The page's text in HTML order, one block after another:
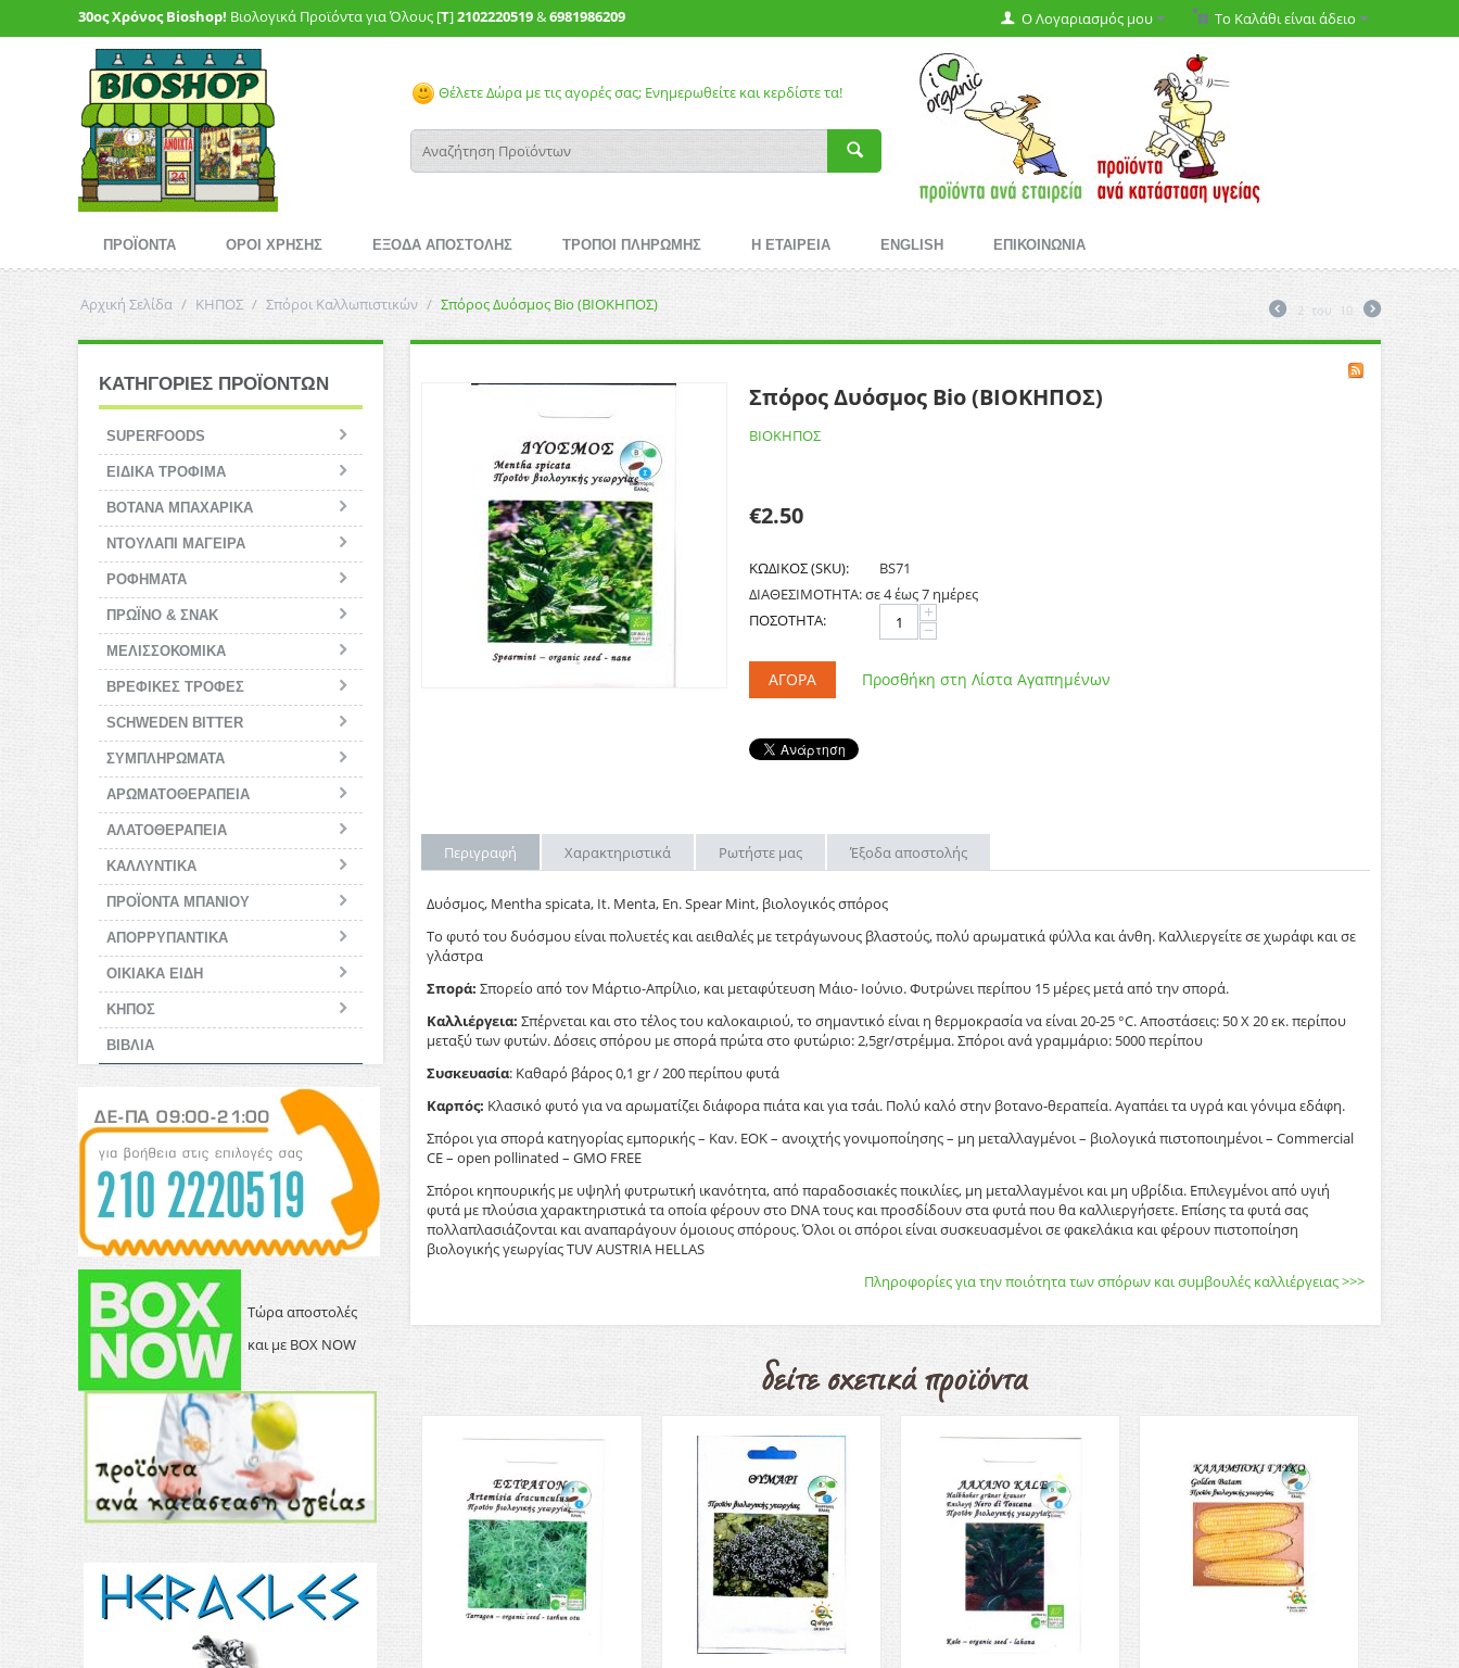
30ος Χρόνος Bioshop! Βιολογικά Προϊόντα για Όλους [T]2102220519&6981986209 Το Καλάθι είναι άδειο
Ο Λογαριασμός μου
Θέλετε Δώρα με τις αγορές σας; Ενημερωθείτε και κερδίστε τα!
ΠΡΟΪΟΝΤΑ ΟΡΟΙ ΧΡΗΣΗΣ ΕΞΟΔΑ ΑΠΟΣΤΟΛΗΣ ΤΡΟΠΟΙ ΠΛΗΡΩΜΗΣ Η ΕΤΑΙΡΕΙΑ ENGLISH ΕΠΙΚΟΙΝΩΝΙΑ
Αρχική Σελίδα / ΚΗΠΟΣ / Σπόροι Καλλωπιστικών / Σπόρος Δυόσμος Bio (ΒΙΟΚΗΠΟΣ) 2 του 10
ΚΑΤΗΓΟΡΙΕΣ ΠΡΟΪΟΝΤΩΝ
SUPERFOODS
ΕΙΔΙΚΑ ΤΡΟΦΙΜΑ
ΒΟΤΑΝΑ ΜΠΑΧΑΡΙΚΑ
ΝΤΟΥΛΑΠΙ ΜΑΓΕΙΡΑ
ΡΟΦΗΜΑΤΑ
ΠΡΩΪΝΟ & ΣΝΑΚ
ΜΕΛΙΣΣΟΚΟΜΙΚΑ
BΡΕΦΙΚΕΣ ΤΡΟΦΕΣ
SCHWEDEN BITTER
ΣΥΜΠΛΗΡΩΜΑΤΑ
ΑΡΩΜΑΤΟΘΕΡΑΠΕΙΑ
ΑΛΑΤΟΘΕΡΑΠΕΙΑ
ΚΑΛΛΥΝΤΙΚΑ
ΠΡΟΪΟΝΤΑ ΜΠΑΝΙΟΥ
ΑΠΟΡΡΥΠΑΝΤΙΚΑ
ΟΙΚΙΑΚΑ ΕΙΔΗ
ΚΗΠΟΣ
ΒΙΒΛΙΑ
Τώρα αποστολές
και με BOX NOW
Σπόρος Δυόσμος Bio (ΒΙΟΚΗΠΟΣ)
ΒΙΟΚΗΠΟΣ
€2.50
ΚΩΔΙΚΟΣ (SKU):
BS71
ΔΙΑΘΕΣΙΜΟΤΗΤΑ:σε 4 έως 7 ημέρες
ΠΟΣΟΤΗΤΑ:
+
−
ΑΓΟΡΆ Προσθήκη στη Λίστα Αγαπημένων
Περιγραφή Χαρακτηριστικά Ρωτήστε μας Έξοδα αποστολής
Δυόσμος, Mentha spicata, It. Menta, En. Spear Mint, βιολογικός σπόρος
Το φυτό του δυόσμου είναι πολυετές και αειθαλές με τετράγωνους βλαστούς, πολύ αρωματικά φύλλα και άνθη. Καλλιεργείτε σε χωράφι και σε
γλάστρα
Σπορά: Σπορείο από τον Μάρτιο-Απρίλιο, και μεταφύτευση Μάιο- Ιούνιο. Φυτρώνει περίπου 15 μέρες μετά από την σπορά.
Καλλιέργεια: Σπέρνεται και στο τέλος του καλοκαιριού, το σημαντικό είναι η θερμοκρασία να είναι 20-25 °C. Αποστάσεις: 50 Χ 20 εκ. περίπου
μεταξύ των φυτών. Δόσεις σπόρου με σπορά πρώτα στο φυτώριο: 2,5gr/στρέμμα. Σπόροι ανά γραμμάριο: 5000 περίπου
Συσκευασία: Καθαρό βάρος 0,1 gr / 200 περίπου φυτά
Καρπός: Κλασικό φυτό για να αρωματίζει διάφορα πιάτα και για τσάι. Πολύ καλό στην βοτανο-θεραπεία. Αγαπάει τα υγρά και γόνιμα εδάφη.
Σπόροι για σπορά κατηγορίας εμπορικής – Καν. ΕΟΚ – ανοιχτής γονιμοποίησης – μη μεταλλαγμένοι – βιολογικά πιστοποιημένοι – Commercial
CE – open pollinated – GMO FREE
Σπόροι κηπουρικής με υψηλή φυτρωτική ικανότητα, από παραδοσιακές ποικιλίες, μη μεταλλαγμένοι και μη υβρίδια. Επιλεγμένοι από υγιή
φυτά με πλούσια χαρακτηριστικά τα οποία φέρουν στο DNA τους και προσδίδουν στα φυτά που θα καλλιεργήσετε. Επίσης τα φυτά σας
πολλαπλασιάζονται και αναπαράγουν όμοιους σπόρους. Όλοι οι σπόροι είναι συσκευασμένοι σε φακελάκια και φέρουν πιστοποίηση
βιολογικής γεωργίας ΤUV AUSTRIA HELLAS
Πληροφορίες για την ποιότητα των σπόρων και συμβουλές καλλιέργειας >>>